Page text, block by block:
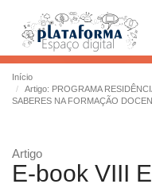
Início
Artigo: PROGRAMA
SABERES NA FORMAÇÃO
Artigo
E-book VIII